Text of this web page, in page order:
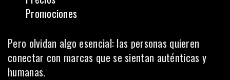
Promociones
Pero olvidan algo esencial: las personas quieren
conectar con marcas que se sientan auténticas y
humanas.